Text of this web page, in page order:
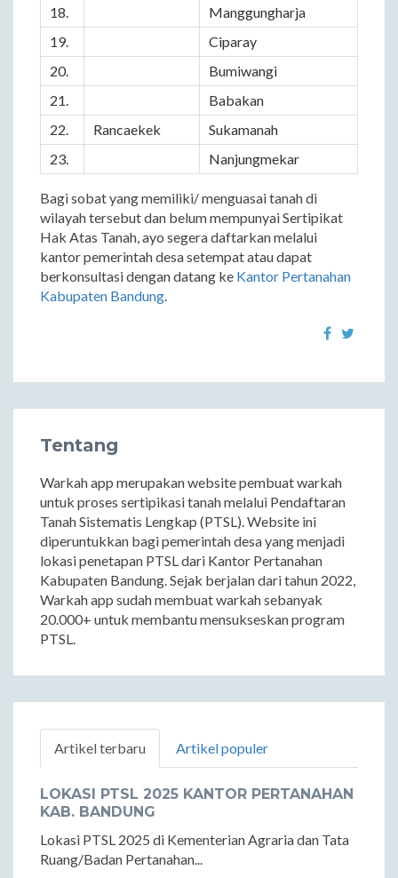
18.
Manggungharja
19.
Ciparay
20.
Bumiwangi
21.
Babakan
22.
Rancaekek
Sukamanah
23.
Nanjungmekar
Bagi sobat yang memiliki/ menguasai tanah di
wilayah tersebut dan belum mempunyai Sertipikat
Hak Atas Tanah, ayo segera daftarkan melalui
kantor pemerintah desa setempat atau dapat
berkonsultasi dengan datang ke Kantor Pertanahan
Kabupaten Bandung.
Tentang
Warkah app merupakan website pembuat warkah
untuk proses sertipikasi tanah melalui Pendaftaran
Tanah Sistematis Lengkap (PTSL). Website ini
diperuntukkan bagi pemerintah desa yang menjadi
lokasi penetapan PTSL dari Kantor Pertanahan
Kabupaten Bandung. Sejak berjalan dari tahun 2022,
Warkah app sudah membuat warkah sebanyak
20.000+ untuk membantu mensukseskan program
PTSL.
Artikel terbaru Artikel populer
LOKASI PTSL 2025 KANTOR PERTANAHAN
KAB. BANDUNG
Lokasi PTSL 2025 di Kementerian Agraria dan Tata
Ruang/Badan Pertanahan...